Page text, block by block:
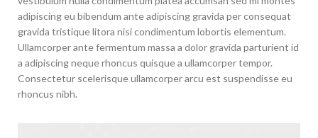
adipiscing eu bibendum ante adipiscing gravida per consequat
gravida tristique litora nisi condimentum lobortis elementum.
Ullamcorper ante fermentum massa a dolor gravida parturient id
a adipiscing neque rhoncus quisque a ullamcorper tempor.
Consectetur scelerisque ullamcorper arcu est suspendisse eu
rhoncus nibh.